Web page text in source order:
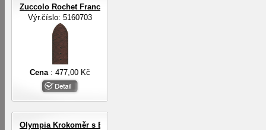
Zuccolo Rochet Francie ZRC ROCHET
Výr.číslo: 5160703
Cena : 477,00 Kč
Olympia Krokoměr s EL osvětlením